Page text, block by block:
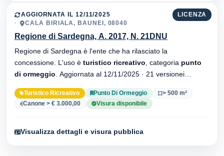
LICENZA
AGGIORNATA IL 12/11/2025
CALA BIRIALA, BAUNEI, 08040
Regione di Sardegna, A. 2017, N. 21DNU
Regione di Sardegna è l'ente che ha rilasciato la
concessione. L'uso è turistico ricreativo , categoria punto
di ormeggio
Turistico Ricreativo Punto Di Ormeggio
> 500 m²
Canone > € 3.000,00
Visura disponibile
Visualizza dettagli e visura pubblica